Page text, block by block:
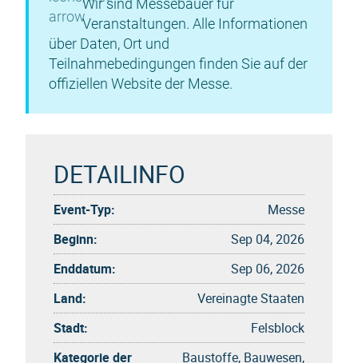
Wir sind Messebauer für
Veranstaltungen. Alle Informationen
über Daten, Ort und
Teilnahmebedingungen finden Sie auf der
offiziellen Website der Messe.
DETAILINFO
Event-Typ:
Messe
Beginn:
Sep 04, 2026
Enddatum:
Sep 06, 2026
Land:
Vereinagte Staaten
Stadt:
Felsblock
Kategorie der
Baustoffe, Bauwesen,